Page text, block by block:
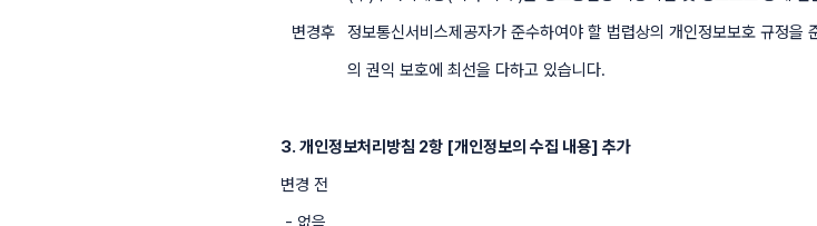
변경후
정보통신서비스제공자가 준수하여야 할 법렵상의 개인정보보호 규정을
의 권익 보호에 최선을 다하고 있습니다.
3. 개인정보처리방침 2항 [개인정보의 수집 내용] 추가
변경 전